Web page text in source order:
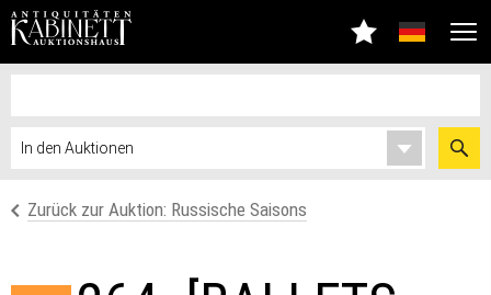
Zurück zur Auktion: Russische Saisons